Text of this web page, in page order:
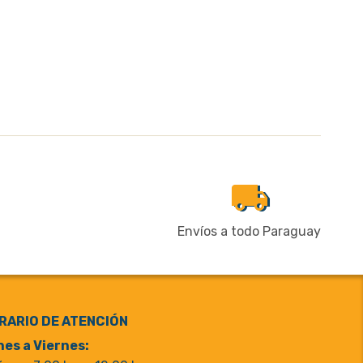
local_shipping
Envíos a todo Paraguay
DE ATENCIÓN
a Viernes: